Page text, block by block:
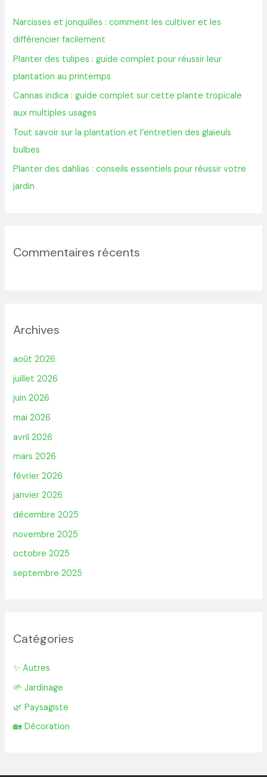
c
h
e
r
:
Narcisses et jonquilles : comment les cultiver et les
différencier facilement
Planter des tulipes : guide complet pour réussir leur
plantation au printemps
Cannas indica : guide complet sur cette plante tropicale
aux multiples usages
Tout savoir sur la plantation et l’entretien des glaïeuls
bulbes
Planter des dahlias : conseils essentiels pour réussir votre
jardin
Commentaires récents
Archives
août 2026
juillet 2026
juin 2026
mai 2026
avril 2026
mars 2026
février 2026
janvier 2026
décembre 2025
novembre 2025
octobre 2025
septembre 2025
Catégories
✨ Autres
🌱 Jardinage
🌿 Paysagiste
🏡 Décoration